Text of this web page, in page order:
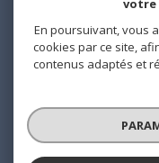
Cookies
© 2026 | Tous droits
votre
En poursuivant, vous
cookies par ce site,
contenus adaptés et